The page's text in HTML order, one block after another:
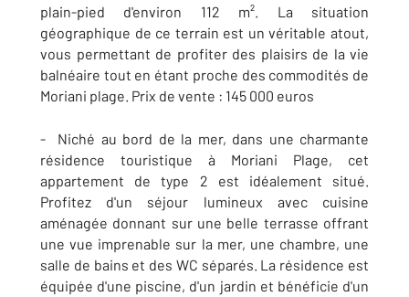
plain-pied d'environ 112 m². La situation
géographique de ce terrain est un véritable atout,
vous permettant de profiter des plaisirs de la vie
balnéaire tout en étant proche des commodités de
Moriani plage. Prix de vente : 145 000 euros
- Niché au bord de la mer, dans une charmante
résidence touristique à Moriani Plage, cet
appartement de type 2 est idéalement situé.
Profitez d'un séjour lumineux avec cuisine
aménagée donnant sur une belle terrasse offrant
une vue imprenable sur la mer, une chambre, une
salle de bains et des WC séparés. La résidence est
équipée d'une piscine, d'un jardin et bénéficie d'un